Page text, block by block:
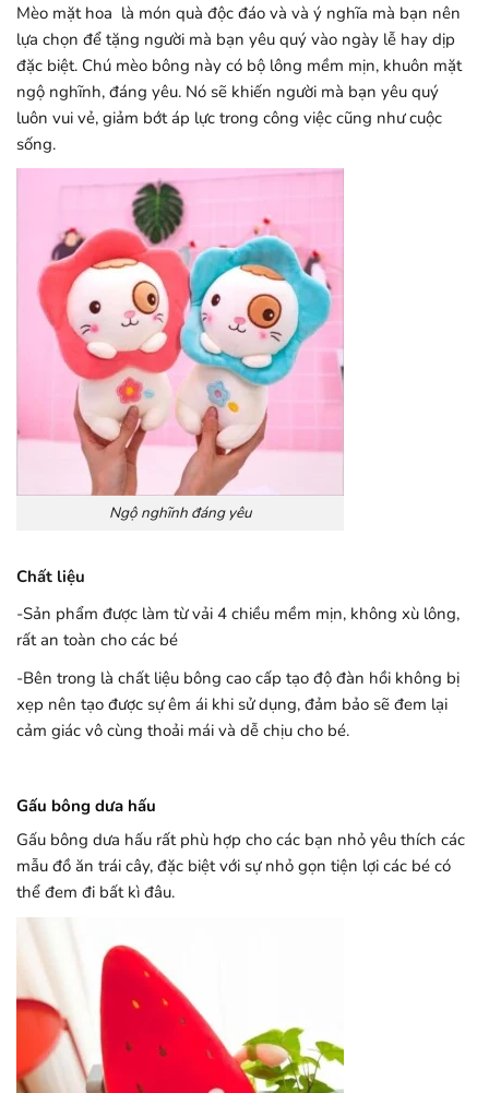
Mèo mặt hoa là món quà độc đáo và và ý nghĩa mà bạn nên
lựa chọn để tặng người mà bạn yêu quý vào ngày lễ hay dịp
đặc biệt. Chú mèo bông này có bộ lông mềm mịn, khuôn mặt
ngộ nghĩnh, đáng yêu. Nó sẽ khiến người mà bạn yêu quý
luôn vui vẻ, giảm bớt áp lực trong công việc cũng như cuộc
sống.
Ngộ nghĩnh đáng yêu
Chất liệu
-Sản phẩm được làm từ vải 4 chiều mềm mịn, không xù lông,
rất an toàn cho các bé
-Bên trong là chất liệu bông cao cấp tạo độ đàn hồi không bị
xẹp nên tạo được sự êm ái khi sử dụng, đảm bảo sẽ đem lại
cảm giác vô cùng thoải mái và dễ chịu cho bé.
Gấu bông dưa hấu
Gấu bông dưa hấu rất phù hợp cho các bạn nhỏ yêu thích các
mẫu đồ ăn trái cây, đặc biệt với sự nhỏ gọn tiện lợi các bé có
thể đem đi bất kì đâu.